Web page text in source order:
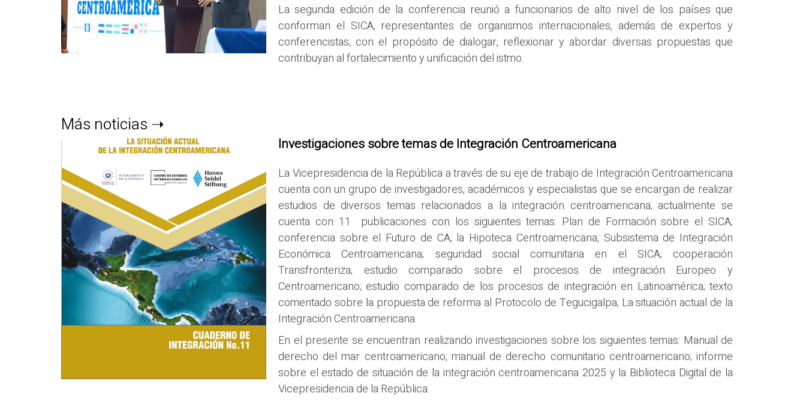
La segunda edición de la conferencia reunió a funcionarios de alto nivel de los países que
conforman el SICA, representantes de organismos internacionales, además de expertos y
conferencistas; con el propósito de dialogar, reflexionar y abordar diversas propuestas que
contribuyan al fortalecimiento y unificación del istmo.
Más noticias ➝
Investigaciones sobre temas de Integración Centroamericana
La Vicepresidencia de la República a través de su eje de trabajo de Integración Centroamericana
cuenta con un grupo de investigadores, académicos y especialistas que se encargan de realizar
estudios de diversos temas relacionados a la integración centroamericana; actualmente se
cuenta con 11 publicaciones con los siguientes temas: Plan de Formación sobre el SICA;
conferencia sobre el Futuro de CA; la Hipoteca Centroamericana; Subsistema de Integración
Económica Centroamericana; seguridad social comunitaria en el SICA; cooperación
Transfronteriza; estudio comparado sobre el procesos de integración Europeo y
Centroamericano; estudio comparado de los procesos de integración en Latinoamérica; texto
comentado sobre la propuesta de reforma al Protocolo de Tegucigalpa; La situación actual de la
Integración Centroamericana.
En el presente se encuentran realizando investigaciones sobre los siguientes temas: Manual de
derecho del mar centroamericano; manual de derecho comunitario centroamericano; informe
sobre el estado de situación de la integración centroamericana 2025 y la Biblioteca Digital de la
Vicepresidencia de la República.